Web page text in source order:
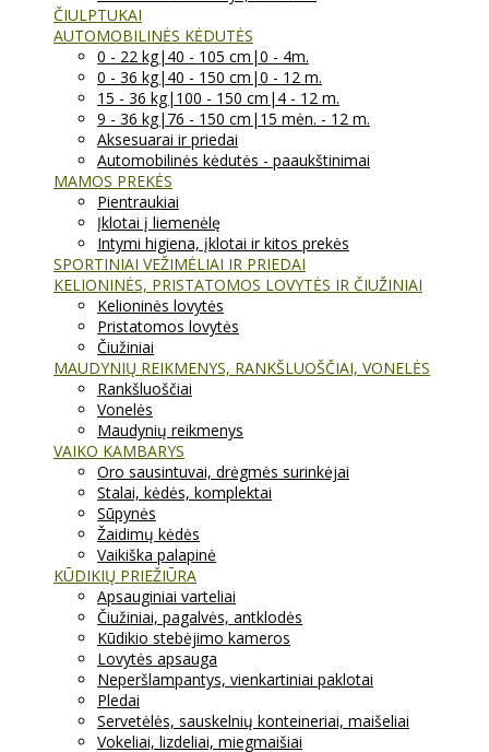
ČIULPTUKAI
AUTOMOBILINĖS KĖDUTĖS
0 - 22 kg|40 - 105 cm|0 - 4m.
0 - 36 kg|40 - 150 cm|0 - 12 m.
15 - 36 kg|100 - 150 cm|4 - 12 m.
9 - 36 kg|76 - 150 cm|15 mėn. - 12 m.
Aksesuarai ir priedai
Automobilinės kėdutės - paaukštinimai
MAMOS PREKĖS
Pientraukiai
Įklotai į liemenėlę
Intymi higiena, įklotai ir kitos prekės
SPORTINIAI VEŽIMĖLIAI IR PRIEDAI
KELIONINĖS, PRISTATOMOS LOVYTĖS IR ČIUŽINIAI
Kelioninės lovytės
Pristatomos lovytės
Čiužiniai
MAUDYNIŲ REIKMENYS, RANKŠLUOŠČIAI, VONELĖS
Rankšluoščiai
Vonelės
Maudynių reikmenys
VAIKO KAMBARYS
Oro sausintuvai, drėgmės surinkėjai
Stalai, kėdės, komplektai
Sūpynės
Žaidimų kėdės
Vaikiška palapinė
KŪDIKIŲ PRIEŽIŪRA
Apsauginiai varteliai
Čiužiniai, pagalvės, antklodės
Kūdikio stebėjimo kameros
Lovytės apsauga
Neperšlampantys, vienkartiniai paklotai
Pledai
Servetėlės, sauskelnių konteineriai, maišeliai
Vokeliai, lizdeliai, miegmaišiai